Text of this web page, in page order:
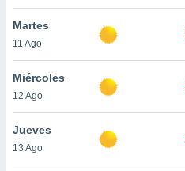
cookies
aceptar
Martes
11 Ago
Miércoles
12 Ago
Jueves
13 Ago